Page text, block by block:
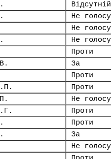
Відсутній
Не
Не
Не
Проти
За
Проти
Проти
Не
Проти
Проти
За
Не